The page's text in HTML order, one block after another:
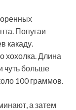
Попугаи
какаду.
хохолка. Длина
чуть больше
100 граммов.
а затем